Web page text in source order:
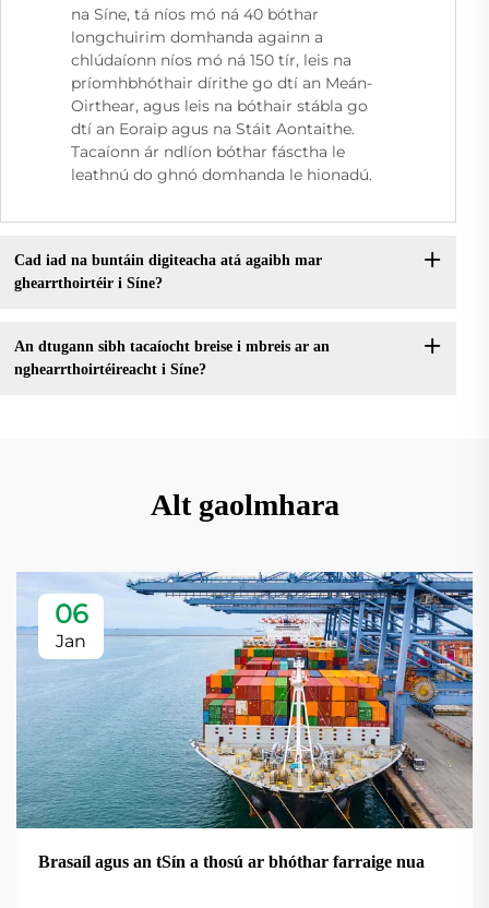
na Síne, tá níos mó ná 40 bóthar
longchuirim domhanda againn a
chlúdaíonn níos mó ná 150 tír, leis na
príomhbhóthair dírithe go dtí an Meán-
Oirthear, agus leis na bóthair stábla go
dtí an Eoraip agus na Stáit Aontaithe.
Tacaíonn ár ndlíon bóthar fásctha le
leathnú do ghnó domhanda le hionadú.
Cad iad na buntáin digiteacha atá agaibh mar
ghearrthoirtéir i Síne?
An dtugann sibh tacaíocht breise i mbreis ar an
nghearrthoirtéireacht i Síne?
Alt gaolmhara
06
Jan
Brasaíl agus an tSín a thosú ar bhóthar farraige nua